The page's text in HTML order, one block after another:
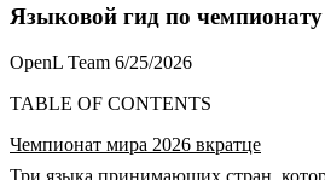
Языковой гид по
OpenL Team 6/25/2026
TABLE OF CONTENTS
Чемпионат мира 2026 вкратце